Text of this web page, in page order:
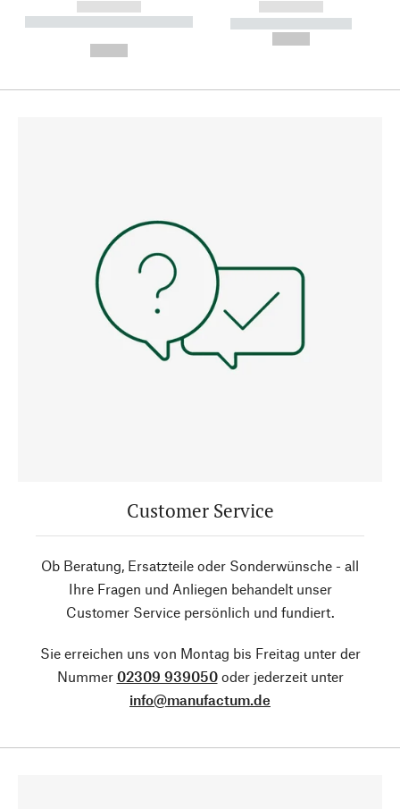
------------
----------- ----------- --------
------------
----------- -----------
Customer Service
Ob Beratung, Ersatzteile oder Sonderwünsche - all
Ihre Fragen und Anliegen behandelt unser
Customer Service persönlich und fundiert.
Sie erreichen uns von Montag bis Freitag unter der
Nummer 02309 939050oder jederzeit unter
info@manufactum.de